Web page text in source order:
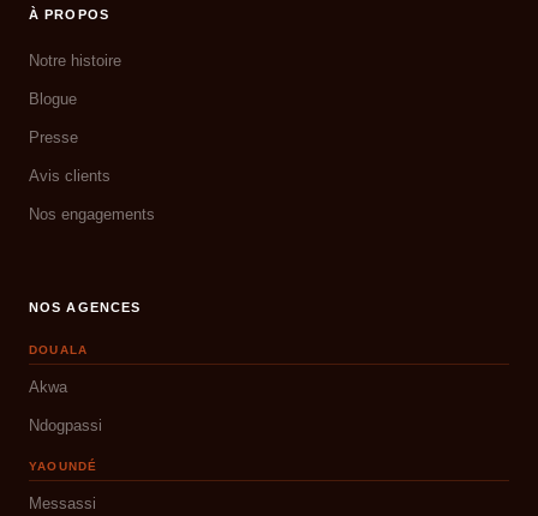
À PROPOS
Notre histoire
Blogue
Presse
Avis clients
Nos engagements
NOS AGENCES
DOUALA
Akwa
Ndogpassi
YAOUNDÉ
Messassi